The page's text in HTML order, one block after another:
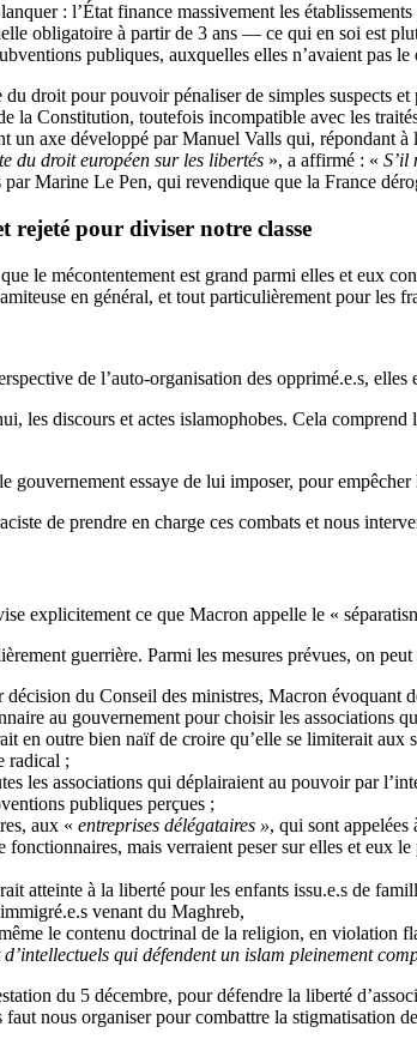
: l’État finance massivement les
obligatoire à partir de 3 ans — ce qui en soi est
publiques, auxquelles elles n’avaient pas
droit pour pouvoir pénaliser de simples suspects
Constitution, toutefois incompatible avec les
axe développé par Manuel Valls qui, répondant
du droit européen sur les libertés », a affirmé : « S’il
par Marine Le Pen, qui revendique que la France
rejeté pour diviser notre classe
le mécontentement est grand parmi elles et eux
en général, et tout particulièrement pour les
de l’auto-organisation des opprimé.e.s, elles
les discours et actes islamophobes. Cela
essaye de lui imposer, pour
de prendre en charge ces combats et nous
explicitement ce que Macron appelle le «
guerrière. Parmi les mesures prévues, on
du Conseil des ministres, Macron évoquant
au gouvernement pour choisir les associations
en outre bien naïf de croire qu’elle se limiterait aux
radical ;
les associations qui déplairaient au pouvoir par
publiques perçues ;
aux « entreprises délégataires », qui sont appelées
mais verraient peser sur elles et eux
atteinte à la liberté pour les enfants issu.e.s de
venant du Maghreb,
le contenu doctrinal de la religion, en violation
qui défendent un islam pleinement
du 5 décembre, pour défendre la liberté
nous organiser pour combattre la stigmatisation